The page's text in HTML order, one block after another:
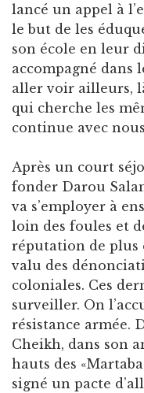
lancé un appel à
le but de les
son école en leur
accompagné dans
aller voir ailleurs,
qui cherche les
continue avec
Après un court
fonder Darou
va s’employer à
loin des foules et
réputation de plus
valu des
coloniales. Ces
surveiller. On
résistance armée.
Cheikh, dans son
hauts des
signé un pacte